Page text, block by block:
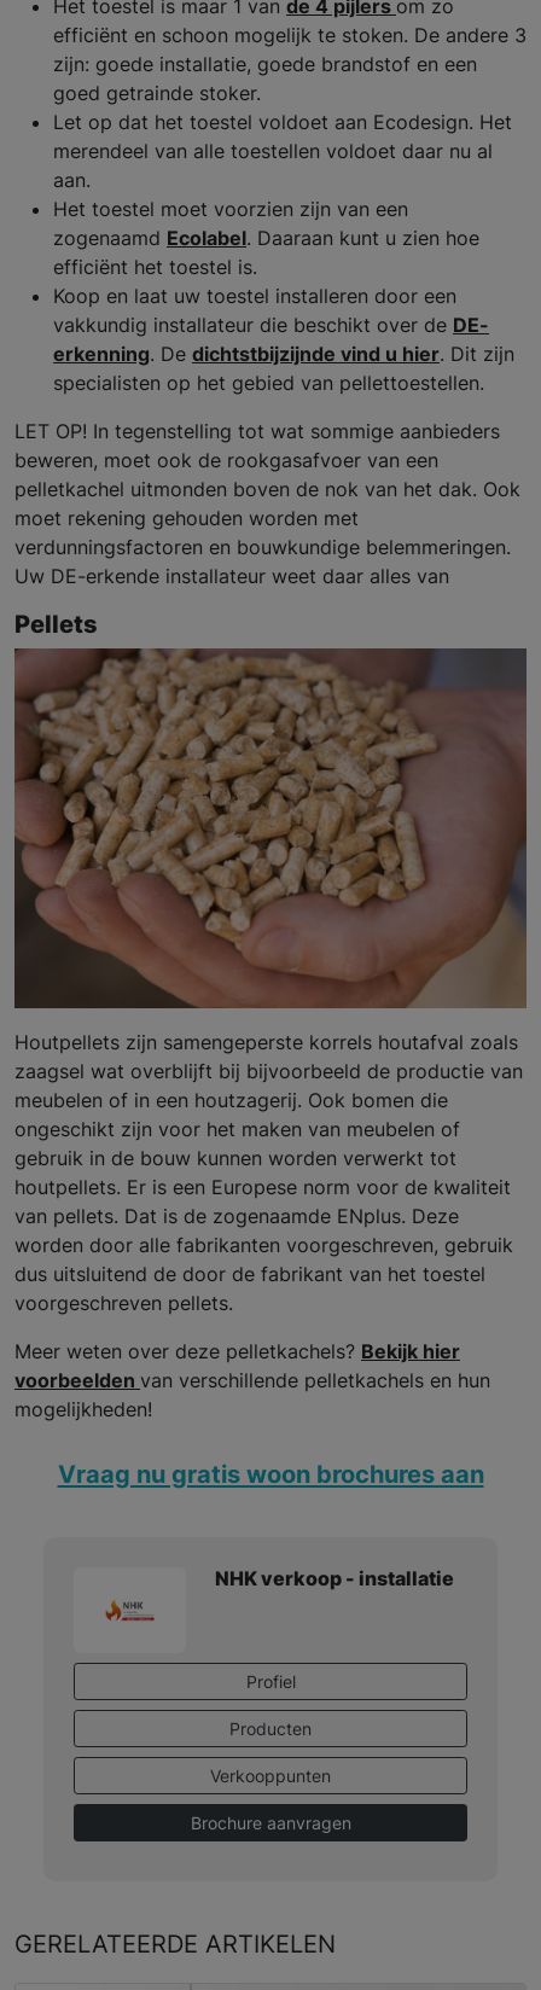
Het toestel is maar 1 van de 4 pijlers om zo
efficiënt en schoon mogelijk te stoken. De andere 3
zijn: goede installatie, goede brandstof en een
goed getrainde stoker.
Let op dat het toestel voldoet aan Ecodesign. Het
merendeel van alle toestellen voldoet daar nu al
aan.
Het toestel moet voorzien zijn van een
zogenaamd Ecolabel. Daaraan kunt u zien hoe
efficiënt het toestel is.
Koop en laat uw toestel installeren door een
vakkundig installateur die beschikt over de DE-
erkenning. De dichtstbijzijnde vind u hier. Dit zijn
specialisten op het gebied van pellettoestellen.
LET OP! In tegenstelling tot wat sommige aanbieders
beweren, moet ook de rookgasafvoer van een
pelletkachel uitmonden boven de nok van het dak. Ook
moet rekening gehouden worden met
verdunningsfactoren en bouwkundige belemmeringen.
Uw DE-erkende installateur weet daar alles van
Pellets
Houtpellets zijn samengeperste korrels houtafval zoals
zaagsel wat overblijft bij bijvoorbeeld de productie van
meubelen of in een houtzagerij. Ook bomen die
ongeschikt zijn voor het maken van meubelen of
gebruik in de bouw kunnen worden verwerkt tot
houtpellets. Er is een Europese norm voor de kwaliteit
van pellets. Dat is de zogenaamde ENplus. Deze
worden door alle fabrikanten voorgeschreven, gebruik
dus uitsluitend de door de fabrikant van het toestel
voorgeschreven pellets.
Meer weten over deze pelletkachels? Bekijk hier
voorbeelden van verschillende pelletkachels en hun
mogelijkheden!
Vraag nu gratis woon brochures aan
NHK verkoop - installatie
Profiel
Producten
Verkooppunten
Brochure aanvragen
GERELATEERDE ARTIKELEN